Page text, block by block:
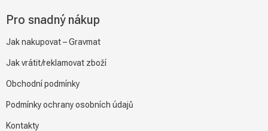
Pro snadný nákup
Jak nakupovat – Gravmat
Jak vrátit/reklamovat zboží
Obchodní podmínky
Podmínky ochrany osobních údajů
Kontakty